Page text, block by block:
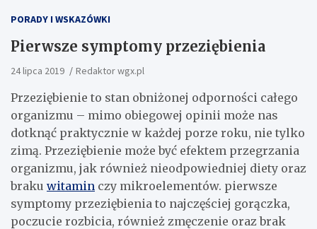
PORADY I WSKAZÓWKI
Pierwsze symptomy przeziębienia
24 lipca 2019 Redaktor wgx.pl
Przeziębienie to stan obniżonej odporności całego
organizmu – mimo obiegowej opinii może nas
dotknąć praktycznie w każdej porze roku, nie tylko
zimą. Przeziębienie może być efektem przegrzania
organizmu, jak również nieodpowiedniej diety oraz
braku witamin czy mikroelementów. pierwsze
symptomy przeziębienia to najczęściej gorączka,
poczucie rozbicia, również zmęczenie oraz brak